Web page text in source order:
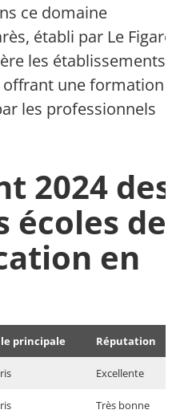
ce domaine
établi par Le Figaro
les établissements
une formation
les professionnels
2024 des
écoles de
en
principale Réputation
Excellente
Très bonne